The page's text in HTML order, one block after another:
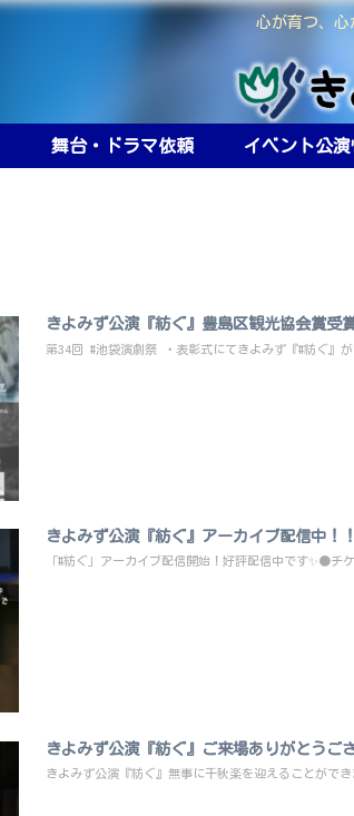
心が育つ、心
舞台・ドラマ依頼 イベント公演
きよみず公演『紡ぐ』豊島区観光協会賞受
第34回 #池袋演劇祭 ・表彰式にてきよみず『#紡ぐ』
きよみず公演『紡ぐ』アーカイブ配信中！！
「#紡ぐ」アーカイブ配信開始！好評配信中です✨●
きよみず公演『紡ぐ』ご来場ありがとうご
きよみず公演『紡ぐ』無事に千秋楽を迎えることがで